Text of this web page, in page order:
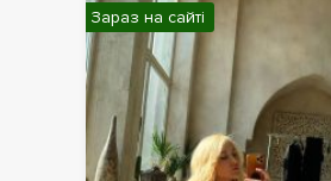
Зараз на сайті